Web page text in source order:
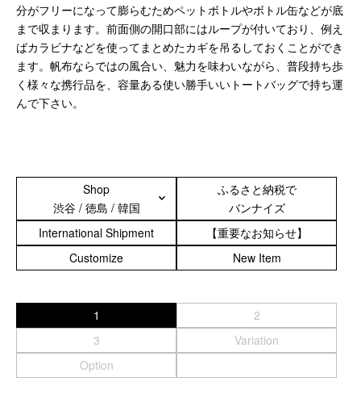
財布／カード、コインケース
財布以外の革製品
ステーショナリー
便利なアタッチメント／パーツ
ショルダーベルト／パット
スマートキーケース
車／自転車／バイク
スマートフォンケース
iPhone17 Pro Max／iPhone17 Pro／iPhone17
iPhone16 Pro／iPhone15 Pro／iPhone14 Pro／iPhone16／
iPhone15
Galaxy
XPERIA
分がフリーになって膨らむためペットボトルやボトル缶などが底
まで収まります。前面側の開口部にはループが付いており、例え
ばカラビナなどを使ってまとめたカギを吊るしておくことができ
ます。帆布ならではの風合い、魅力を味わいながら、普段持ち歩
く様々な携行品を、容量ある使い勝手いいトートバッグで持ち運
んで下さい。
Shop
渋谷 / 徳島 / 韓国
ふるさと納税で
バンナイズ
International Shipment
【重要なお知らせ】
Customize
New Item
1
2
3
Variation
Option